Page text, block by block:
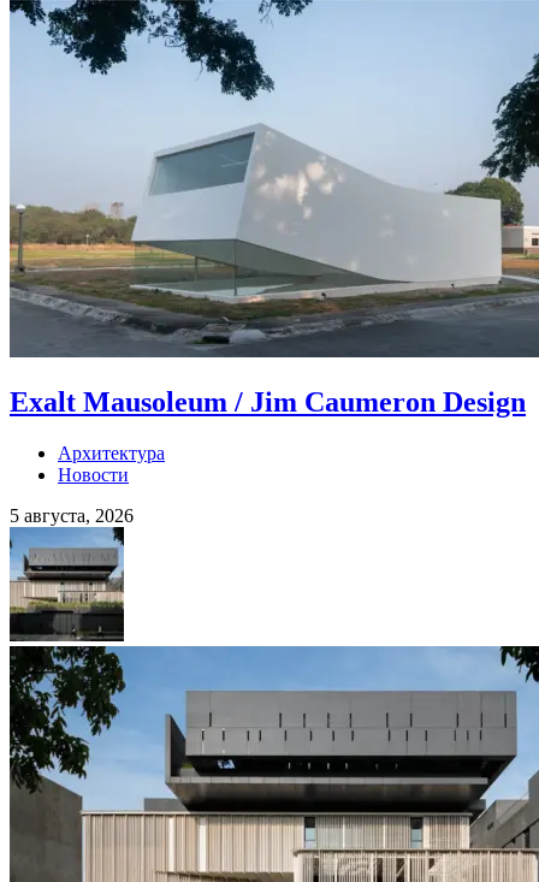
Exalt Mausoleum / Jim Caumeron Design
Архитектура
Новости
5 августа, 2026